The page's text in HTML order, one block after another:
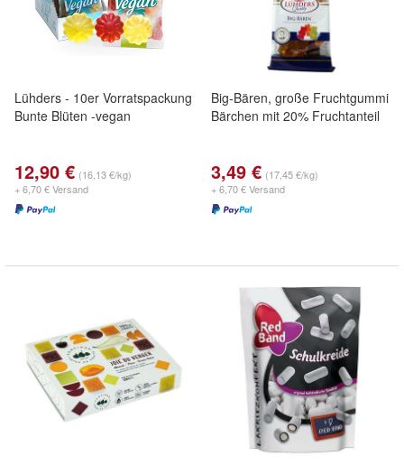
Lühders - 10er Vorratspackung
Bunte Blüten -vegan
12,90 € (16,13 €/kg)
+ 6,70 € Versand
Big-Bären, große Fruchtgummi
Bärchen mit 20% Fruchtanteil
3,49 € (17,45 €/kg)
+ 6,70 € Versand